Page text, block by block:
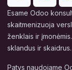
Esame Odoo
skaitmenizuoja
ženklais ir
sklandus ir skaidrus.
Patys naudojame